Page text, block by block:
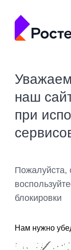
наш
при
Пожалуйста,
блокировки
Нам нужно